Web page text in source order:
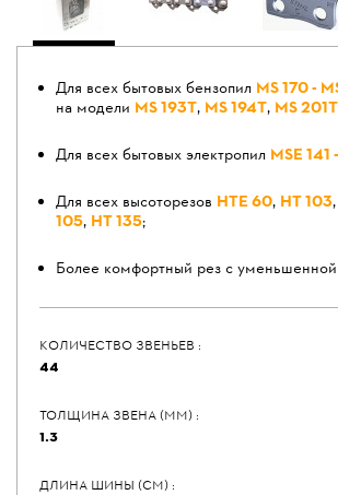
Для всех бытовых бензопил MS 170 -
на модели MS 193T, MS 194T, MS 201T
Для всех бытовых электропил MSE
Для всех высоторезов НТЕ 60, НТ 103,
105, НТ 135;
Более комфортный рез с уменьшенной
КОЛИЧЕСТВО ЗВЕНЬЕВ :
44
ТОЛЩИНА ЗВЕНА (ММ) :
1.3
ДЛИНА ШИНЫ (СМ) :